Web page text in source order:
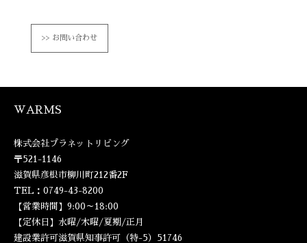
お問い合わせ
WARMS
株式会社プラネットリビング
〒521-1146
滋賀県彦根市柳川町212番2F
TEL：0749-43-8200
【営業時間】9:00～18:00
【定休日】水曜/木曜/夏期/正月
建設業許可滋賀県知事許可（特-5）51746